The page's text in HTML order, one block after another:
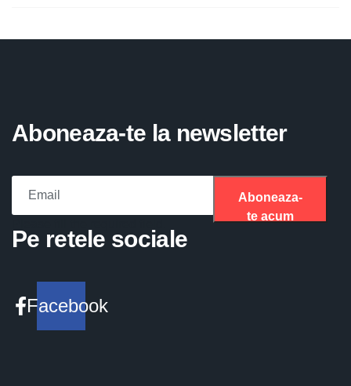
Aboneaza-te la newsletter
Aboneaza-
te acum
Pe retele sociale
Facebook